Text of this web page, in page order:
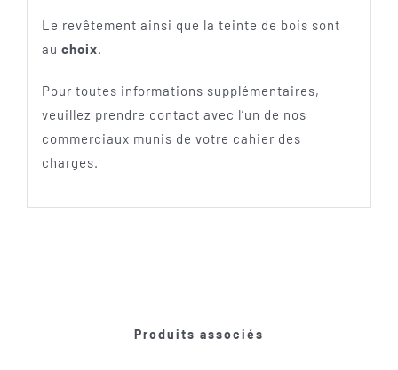
Le revêtement ainsi que la teinte de bois sont
au choix.
Pour toutes informations supplémentaires,
veuillez prendre contact avec l’un de nos
commerciaux munis de votre cahier des
charges.
Produits associés